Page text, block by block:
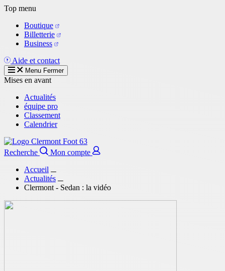
Aller
contenu
principal
Top menu
Boutique
Billetterie
Business
Aide et contact
Menu Fermer
Mises en avant
Actualités
équipe pro
Classement
Calendrier
Recherche
Mon compte
Accueil
Actualités
Clermont - Sedan : la vidéo